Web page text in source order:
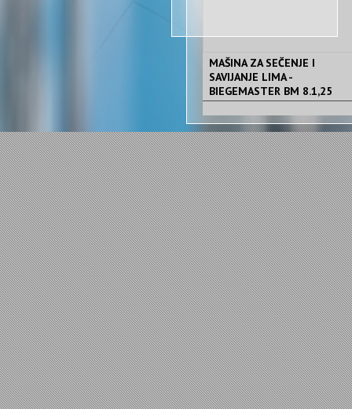
MAŠINA ZA SEČENJE I
SAVIJANJE LIMA -
BIEGEMASTER BM 8.1,25